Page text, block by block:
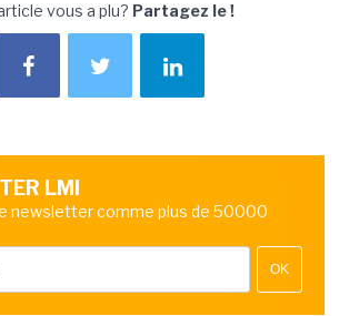
vous a plu? Partagez le !
LMI
newsletter comme plus de 50000
OK